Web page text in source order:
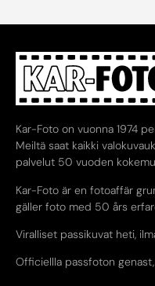
Kar-Foto on vuonna 1974
Meiltä saat kaikki
palvelut 50 vuoden
Kar-Foto är en fotoaffär
gäller foto med 50 års
Viralliset passikuvat heti,
Officiellla passfoton